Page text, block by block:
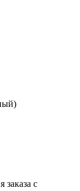
заказа с